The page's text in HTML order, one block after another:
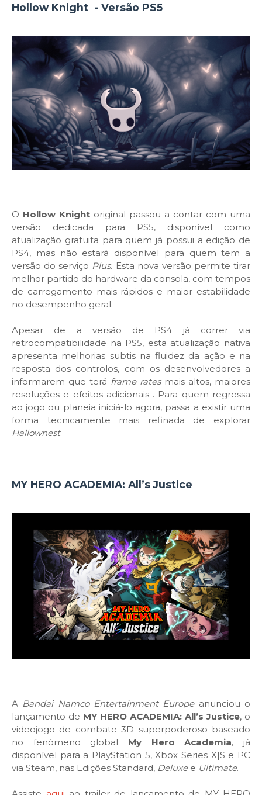
Hollow Knight - Versão PS5
O Hollow Knight original passou a contar com uma
versão dedicada para PS5, disponível como
atualização gratuita para quem já possui a edição de
PS4, mas não estará disponível para quem tem a
versão do serviço Plus. Esta nova versão permite tirar
melhor partido do hardware da consola, com tempos
de carregamento mais rápidos e maior estabilidade
no desempenho geral.
Apesar de a versão de PS4 já correr via
retrocompatibilidade na PS5, esta atualização nativa
apresenta melhorias subtis na fluidez da ação e na
resposta dos controlos, com os desenvolvedores a
informarem que terá frame ratesmais altos, maiores
resoluções e efeitos adicionais . Para quem regressa
ao jogo ou planeia iniciá-lo agora, passa a existir uma
forma tecnicamente mais refinada de explorar
Hallownest.
MY HERO ACADEMIA: All’s Justice
A Bandai Namco Entertainment Europeanunciou o
lançamento de MY HERO ACADEMIA: All’s Justice, o
videojogo de combate 3D superpoderoso baseado
no fenómeno global My Hero Academia, já
disponível para a PlayStation 5, Xbox Series X|S e PC
via Steam, nas Edições Standard, Deluxe e Ultimate.